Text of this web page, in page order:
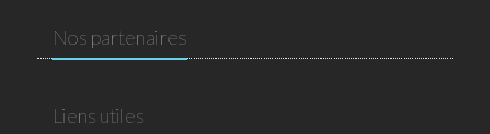
Nos partenaires
Liens utiles